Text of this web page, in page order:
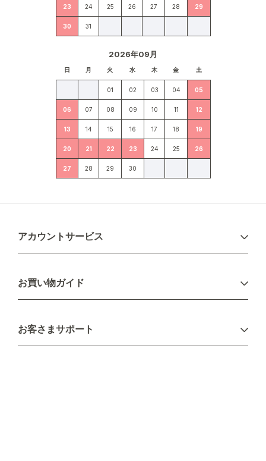
23 24 25 26 27 28 29
30 31
2026年09月
日 月 火 水 木 金 土
01 02 03 04 05
06 07 08 09 10 11 12
13 14 15 16 17 18 19
20 21 22 23 24 25 26
27 28 29 30
アカウントサービス
新規会員登録
お買い物ガイド
配送について
不良品・返品について
お客さまサポート